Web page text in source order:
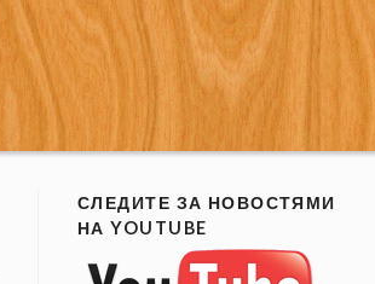
СЛЕДИТЕ ЗА НОВОСТЯМИ
НА YOUTUBE